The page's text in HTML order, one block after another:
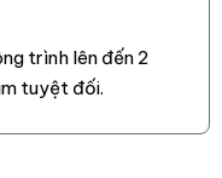
trình lên đến 2
tuyệt đối.